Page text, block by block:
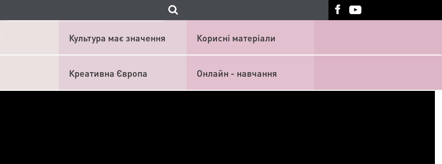
Культура має значення Корисні матеріали
Креативна Європа Онлайн - навчання